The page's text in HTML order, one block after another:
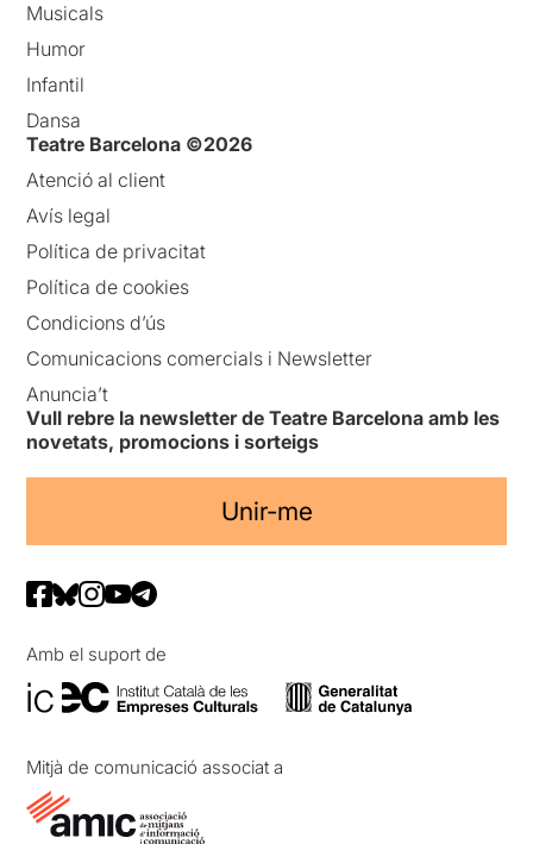
Musicals
Humor
Infantil
Dansa
Teatre Barcelona ©2026
Atenció al client
Avís legal
Política de privacitat
Política de cookies
Condicions d’ús
Comunicacions comercials i Newsletter
Anuncia’t
Vull rebre la newsletter de Teatre Barcelona amb les
novetats, promocions i sorteigs
Unir-me
Amb el suport de
Mitjà de comunicació associat a